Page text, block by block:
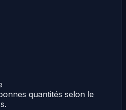
quantités selon le